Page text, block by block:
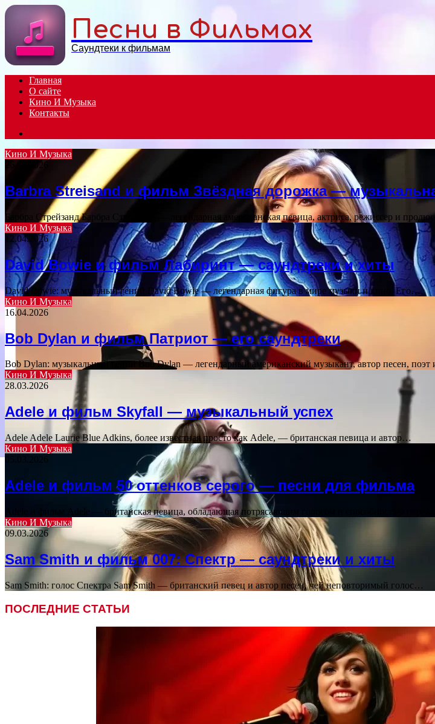
Menu
Песни в Фильмах
Саундтеки к фильмам
Главная
О сайте
Кино И Музыка
Контакты
Кино И Музыка
26.02.2026
Barbra Streisand и фильм Звёздная дорожка —
Барбра Стрейзанд Барбра Стрейзанд — легендарная американская певица, актриса, режиссер и
Кино И Музыка
12.04.2026
David Bowie и фильм Лабиринт — саундтреки и хиты
David Bowie: музыкальный гений David Bowie — легендарная фигура в мире музыки и кино. Его…
Кино И Музыка
16.04.2026
Bob Dylan и фильм Патриот — его саундтреки
Bob Dylan: музыкальный гений Bob Dylan — легендарный американский музыкант, автор песен, поэт
Кино И Музыка
28.03.2026
Adele и фильм Skyfall — музыкальный успех
Adele Adele Laurie Blue Adkins, более известная просто как Adele, — британская певица и автор…
Кино И Музыка
05.03.2026
Adele и фильм 50 оттенков серого — песни для фильма
Adele и фильм Adele — британская певица, обладающая потрясающим голосом и способностью
Кино И Музыка
09.03.2026
Sam Smith и фильм 007: Спектр — саундтреки и хиты
Sam Smith: голос Спектра Sam Smith — британский певец и автор песен, чей неповторимый голос…
ПОСЛЕДНИЕ СТАТЬИ